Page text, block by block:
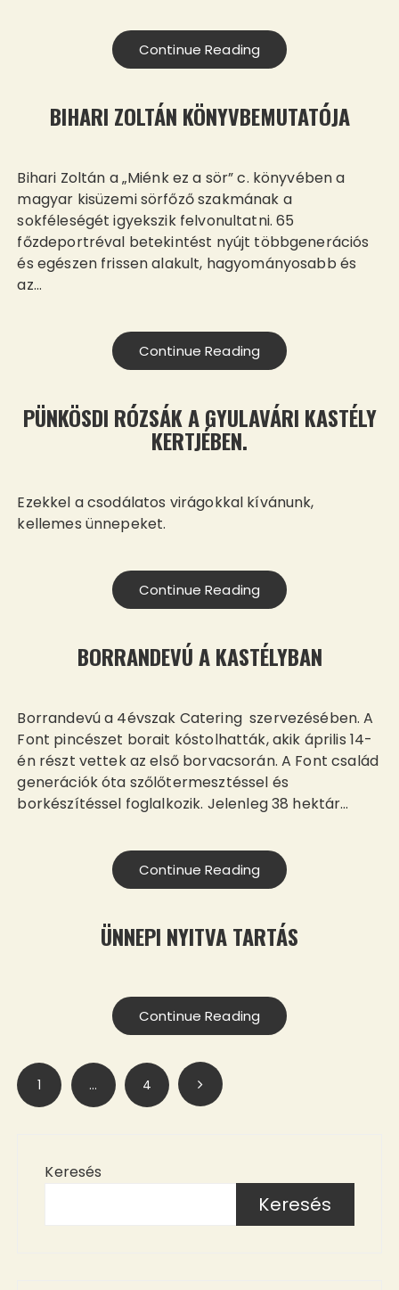
Continue Reading
BIHARI ZOLTÁN KÖNYVBEMUTATÓJA
Bihari Zoltán a „Miénk ez a sör” c. könyvében a
magyar kisüzemi sörfőző szakmának a
sokféleségét igyekszik felvonultatni. 65
főzdeportréval betekintést nyújt többgenerációs
és egészen frissen alakult, hagyományosabb és
az…
Continue Reading
PÜNKÖSDI RÓZSÁK A GYULAVÁRI KASTÉLY
KERTJÉBEN.
Ezekkel a csodálatos virágokkal kívánunk,
kellemes ünnepeket.
Continue Reading
BORRANDEVÚ A KASTÉLYBAN
Borrandevú a 4évszak Catering szervezésében. A
Font pincészet borait kóstolhatták, akik április 14-
én részt vettek az első borvacsorán. A Font család
generációk óta szőlőtermesztéssel és
borkészítéssel foglalkozik. Jelenleg 38 hektár…
Continue Reading
ÜNNEPI NYITVA TARTÁS
Continue Reading
Bejegyzések
lapozása
1 … 4
Keresés
Keresés